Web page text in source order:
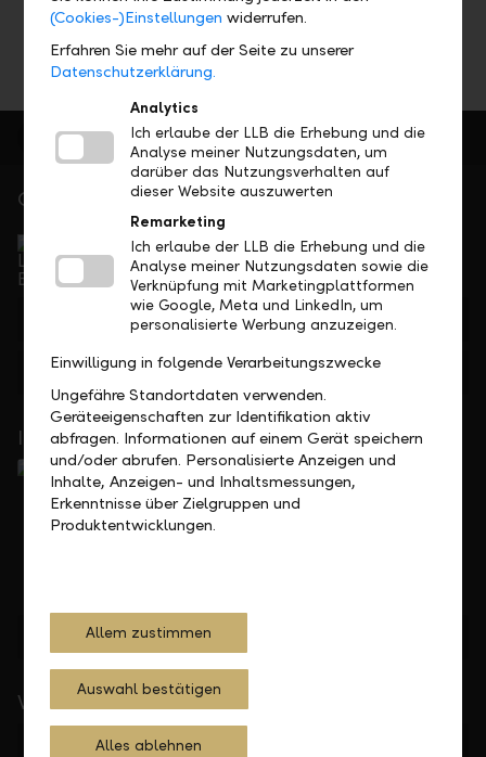
Gerne für Sie da
Service Direkt
Telefonisch erreichbar von Montag bis Freitag, 08.00
bis 17.30 Uhr
+423 236 88 11
Feedback Anfrage
In Ihrer Nähe
Standorte finden
Wichtige Links
(Cookies-)Einstellungen widerrufen.
Erfahren Sie mehr auf der Seite zu unserer
Datenschutzerklärung.
Analytics
Ich erlaube der LLB die Erhebung und die
Analyse meiner Nutzungsdaten, um
darüber das Nutzungsverhalten auf
dieser Website auszuwerten
Remarketing
Ich erlaube der LLB die Erhebung und die
Analyse meiner Nutzungsdaten sowie die
Verknüpfung mit Marketingplattformen
wie Google, Meta und LinkedIn, um
personalisierte Werbung anzuzeigen.
Einwilligung in folgende Verarbeitungszwecke
Ungefähre Standortdaten verwenden.
Geräteeigenschaften zur Identifikation aktiv
abfragen. Informationen auf einem Gerät speichern
und/oder abrufen. Personalisierte Anzeigen und
Inhalte, Anzeigen- und Inhaltsmessungen,
Erkenntnisse über Zielgruppen und
Produktentwicklungen.
Allem zustimmen
Auswahl bestätigen
Alles ablehnen